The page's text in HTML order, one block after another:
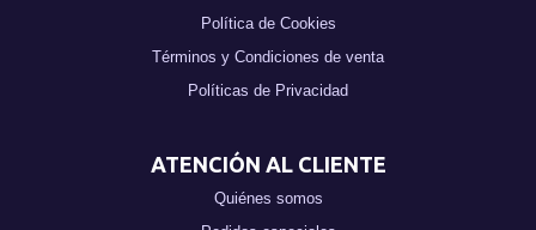
Política de Cookies
Términos y Condiciones de venta
Políticas de Privacidad
ATENCIÓN AL CLIENTE
Quiénes somos